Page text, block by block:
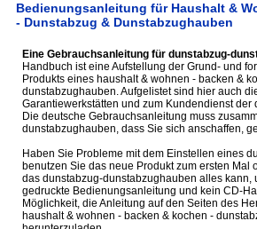
Bedienungsanleitung für Haushalt &
- Dunstabzug & Dunstabzughauben
Eine Gebrauchsanleitung für dunstabzug-
Handbuch ist eine Aufstellung der Grund- und
Produkts eines haushalt & wohnen - backen &
dunstabzughauben. Aufgelistet sind hier auch
Garantiewerkstätten und zum Kundendienst
Die deutsche Gebrauchsanleitung muss
dunstabzughauben, dass Sie sich anschaffen,
Haben Sie Probleme mit dem Einstellen eines
benutzen Sie das neue Produkt zum ersten Mal
das dunstabzug-dunstabzughauben alles kann,
gedruckte Bedienungsanleitung und kein CD-
Möglichkeit, die Anleitung auf den Seiten des
haushalt & wohnen - backen & kochen -